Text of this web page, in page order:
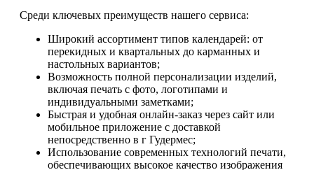
Среди ключевых преимуществ нашего сервиса:
Широкий ассортимент типов календарей: от
перекидных и квартальных до карманных и
настольных вариантов;
Возможность полной персонализации изделий,
включая печать с фото, логотипами и
индивидуальными заметками;
Быстрая и удобная онлайн-заказ через сайт или
мобильное приложение с доставкой
непосредственно в г Гудермес;
Использование современных технологий печати,
обеспечивающих высокое качество изображения